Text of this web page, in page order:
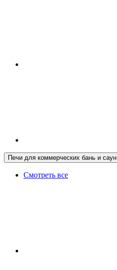
Печи для коммерческих бань и саун
Смотреть все